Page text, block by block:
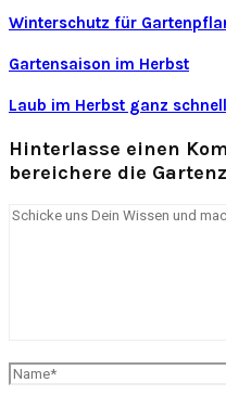
Winterschutz für
Gartensaison im Herbst
Laub im Herbst ganz
Hinterlasse einen
bereichere die